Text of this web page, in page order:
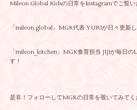
Mileon Global Kidsの日常をInstagramでご覧い
「mileon.global」MGK代表 YURIが日々更新し
「mileon_kitchen」MGK食育担当 JIJIが毎日の
す！
是非！フォローしてMGKの日常を覗いてみて